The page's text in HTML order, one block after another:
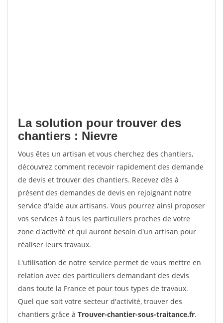
La solution pour trouver des
chantiers : Nievre
Vous êtes un artisan et vous cherchez des chantiers,
découvrez comment recevoir rapidement des demande
de devis et trouver des chantiers. Recevez dès à
présent des demandes de devis en rejoignant notre
service d'aide aux artisans. Vous pourrez ainsi proposer
vos services à tous les particuliers proches de votre
zone d'activité et qui auront besoin d'un artisan pour
réaliser leurs travaux.
L'utilisation de notre service permet de vous mettre en
relation avec des particuliers demandant des devis
dans toute la France et pour tous types de travaux.
Quel que soit votre secteur d'activité, trouver des
chantiers grâce à Trouver-chantier-sous-traitance.fr.